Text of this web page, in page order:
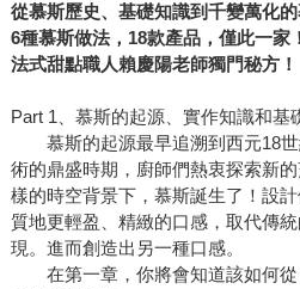
從慕斯歷史、基礎知識到千變萬化的
6種慕斯做法，18款產品，僅此一家！
法式甜點職人賴慶陽老師獨門秘方！
Part 1、慕斯的起源、實作知識和基
慕斯的起源最早追溯到西元18世
術的鼎盛時期，廚師們熱衷探索新
樣的時空背景下，慕斯誕生了！設
質地更輕盈、精緻的口感，取代傳
現。進而創造出另一種口感。
在第一章，你將會知道該如何從